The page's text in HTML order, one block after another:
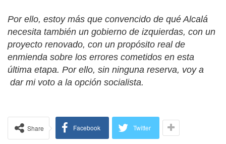
Por ello, estoy más que convencido de qué Alcalá
necesita también un gobierno de izquierdas, con un
proyecto renovado, con un propósito real de
enmienda sobre los errores cometidos en esta
última etapa. Por ello, sin ninguna reserva, voy a
dar mi voto a la opción socialista.
Share Facebook Twitter